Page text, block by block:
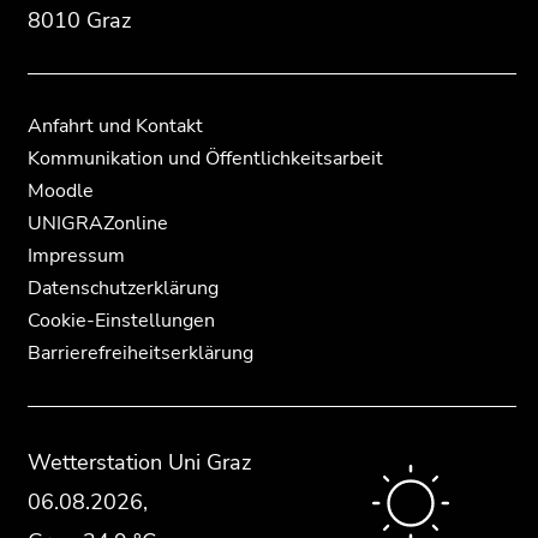
8010 Graz
Anfahrt und Kontakt
Kommunikation und Öffentlichkeitsarbeit
Moodle
UNIGRAZonline
Impressum
Datenschutzerklärung
Cookie-Einstellungen
Barrierefreiheitserklärung
Wetterstation Uni Graz